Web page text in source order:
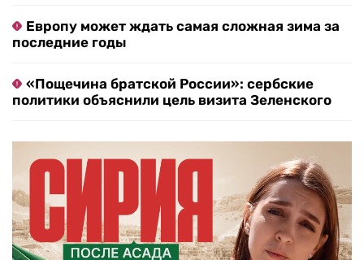
Европу может ждать самая сложная зима за
последние годы
«Пощечина братской России»: сербские
политики объяснили цель визита Зеленского